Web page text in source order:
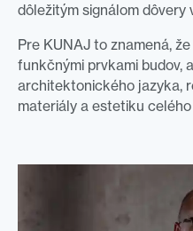
dôležitým signálom dôvery
Pre KUNAJ to znamená,
funkčnými prvkami budov,
architektonického jazyka,
materiály a estetiku